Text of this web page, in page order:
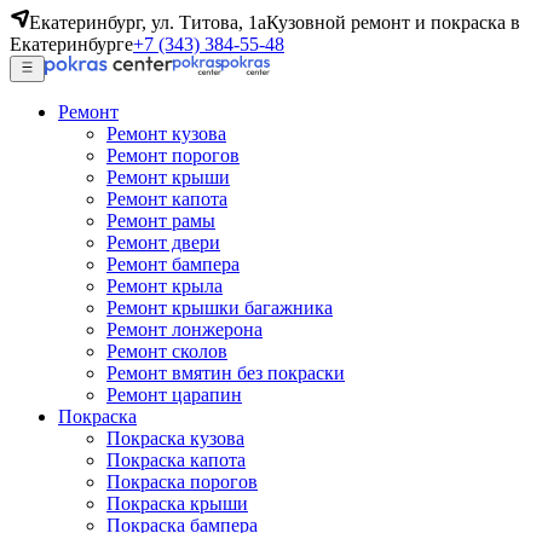
Екатеринбург, ул. Титова, 1аКузовной ремонт и покраска в
Екатеринбурге+7 (343) 384-55-48
Ремонт
Ремонт кузова
Ремонт порогов
Ремонт крыши
Ремонт капота
Ремонт рамы
Ремонт двери
Ремонт бампера
Ремонт крыла
Ремонт крышки багажника
Ремонт лонжерона
Ремонт сколов
Ремонт вмятин без покраски
Ремонт царапин
Покраска
Покраска кузова
Покраска капота
Покраска порогов
Покраска крыши
Покраска бампера